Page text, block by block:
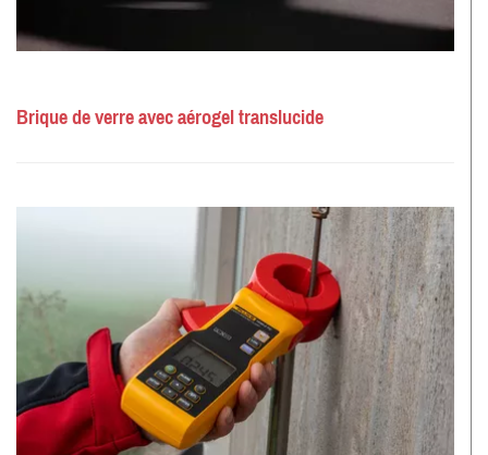
Brique de verre avec aérogel translucide